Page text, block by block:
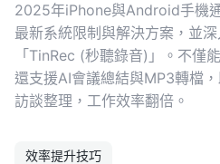
2025年iPhone與Android手機
最新系統限制與解決方案，並
「TinRec (秒聽錄音)」。不僅
還支援AI會議總結與MP3轉檔
訪談整理，工作效率翻倍。
效率提升技巧